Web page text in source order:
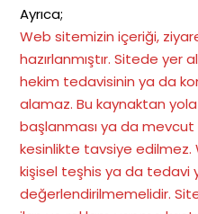
Ayrıca;
Web sitemizin içeriği,
hazırlanmıştır. Sitede yer
hekim tedavisinin ya da
alamaz. Bu kaynaktan
başlanması ya da
kesinlikte tavsiye edilmez.
kişisel teşhis ya da tedavi
değerlendirilmemelidir.